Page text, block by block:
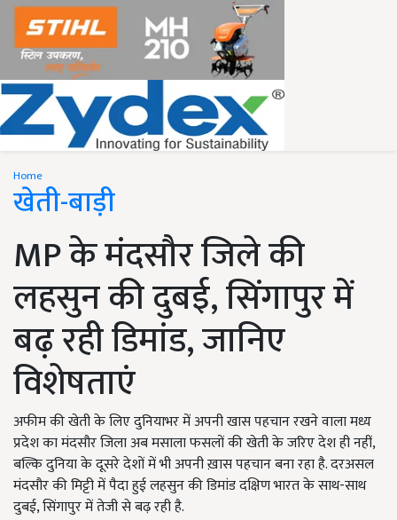
Home
खेती-बाड़ी
MP के मंदसौर जिले की
लहसुन की दुबई, सिंगापुर में
बढ़ रही डिमांड, जानिए
विशेषताएं
अफीम की खेती के लिए दुनियाभर में अपनी खास पहचान रखने वाला मध्य
प्रदेश का मंदसौर जिला अब मसाला फसलों की खेती के जरिए देश ही नहीं,
बल्कि दुनिया के दूसरे देशों में भी अपनी ख़ास पहचान बना रहा है. दरअसल
मंदसौर की मिट्टी में पैदा हुई लहसुन की डिमांड दक्षिण भारत के साथ-साथ
दुबई, सिंगापुर में तेजी से बढ़ रही है.